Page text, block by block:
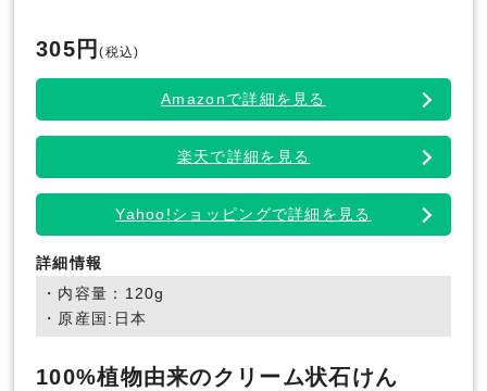
305円(税込)
Amazonで詳細を見る
楽天で詳細を見る
Yahoo!ショッピングで詳細を見る
詳細情報
・内容量：120g
・原産国:日本
100%植物由来のクリーム状石けん